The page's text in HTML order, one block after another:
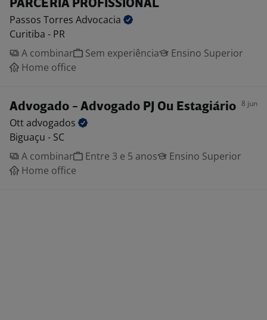
PARCERIA PROFISSIONAL
Passos Torres Advocacia
Curitiba - PR
A combinar
Sem experiência
Ensino Superior
Home office
Advogado - Advogado PJ Ou Estagiário 8 jun
Ottadvogados
Biguaçu - SC
A combinar
Entre 3 e 5 anos
Ensino Superior
Home office